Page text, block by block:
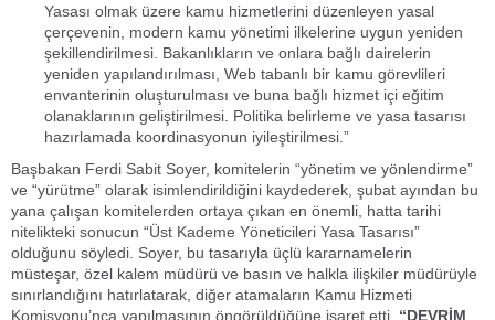
Yasası olmak üzere kamu hizmetlerini düzenleyen yasal
çerçevenin, modern kamu yönetimi ilkelerine uygun yeniden
şekillendirilmesi. Bakanlıkların ve onlara bağlı dairelerin
yeniden yapılandırılması, Web tabanlı bir kamu görevlileri
envanterinin oluşturulması ve buna bağlı hizmet içi eğitim
olanaklarının geliştirilmesi. Politika belirleme ve yasa tasarısı
hazırlamada koordinasyonun iyileştirilmesi.”
Başbakan Ferdi Sabit Soyer, komitelerin “yönetim ve yönlendirme”
ve “yürütme” olarak isimlendirildiğini kaydederek, şubat ayından bu
yana çalışan komitelerden ortaya çıkan en önemli, hatta tarihi
nitelikteki sonucun “Üst Kademe Yöneticileri Yasa Tasarısı”
olduğunu söyledi. Soyer, bu tasarıyla üçlü kararnamelerin
müsteşar, özel kalem müdürü ve basın ve halkla ilişkiler müdürüyle
sınırlandığını hatırlatarak, diğer atamaların Kamu Hizmeti
Komisyonu’nca yapılmasının öngörüldüğüne işaret etti. “DEVRİM